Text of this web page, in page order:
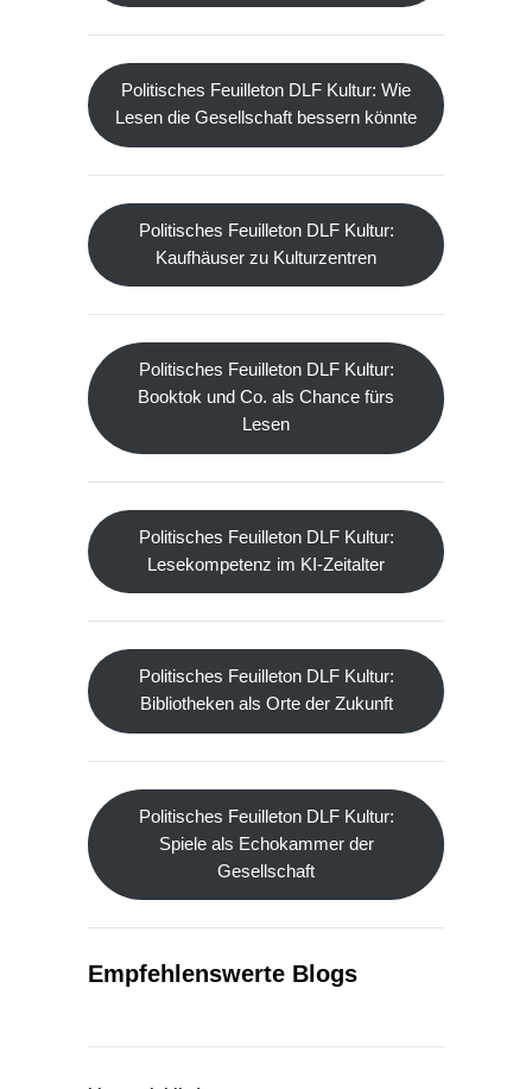
Politisches Feuilleton DLF Kultur: Wie
Lesen die Gesellschaft bessern könnte
Politisches Feuilleton DLF Kultur:
Kaufhäuser zu Kulturzentren
Politisches Feuilleton DLF Kultur:
Booktok und Co. als Chance fürs
Lesen
Politisches Feuilleton DLF Kultur:
Lesekompetenz im KI-Zeitalter
Politisches Feuilleton DLF Kultur:
Bibliotheken als Orte der Zukunft
Politisches Feuilleton DLF Kultur:
Spiele als Echokammer der
Gesellschaft
Empfehlenswerte Blogs